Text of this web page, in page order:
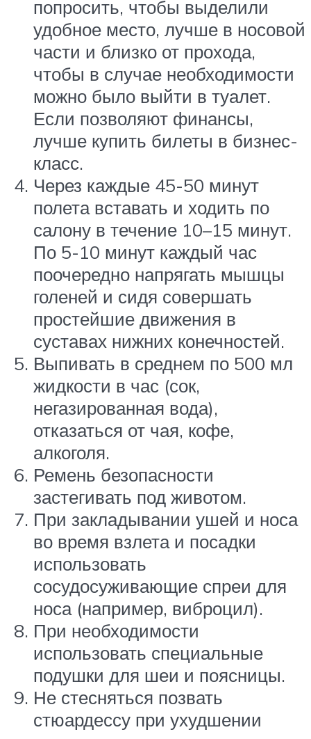
попросить, чтобы выделили
удобное место, лучше в носовой
части и близко от прохода,
чтобы в случае необходимости
можно было выйти в туалет.
Если позволяют финансы,
лучше купить билеты в бизнес-
класс.
Через каждые 45-50 минут
полета вставать и ходить по
салону в течение 10–15 минут.
По 5-10 минут каждый час
поочередно напрягать мышцы
голеней и сидя совершать
простейшие движения в
суставах нижних конечностей.
Выпивать в среднем по 500 мл
жидкости в час (сок,
негазированная вода),
отказаться от чая, кофе,
алкоголя.
Ремень безопасности
застегивать под животом.
При закладывании ушей и носа
во время взлета и посадки
использовать
сосудосуживающие спреи для
носа (например, виброцил).
При необходимости
использовать специальные
подушки для шеи и поясницы.
Не стесняться позвать
стюардессу при ухудшении